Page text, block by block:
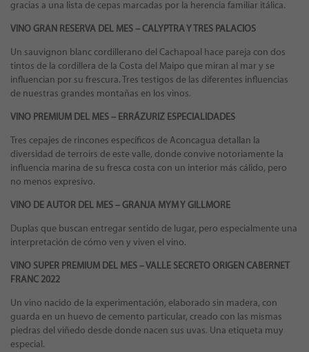
gracias a una lista de cepas marcadas por la herencia familiar itálica.
VINO GRAN RESERVA DEL MES – CALYPTRA Y TRES PALACIOS
Un sauvignon blanc cordillerano del Cachapoal hace pareja con dos
tintos de la cordillera de la Costa del Maipo que miran al mar y se
influencian por su frescura. Tres testigos de las diferentes influencias
de nuestras grandes montañas en los vinos.
VINO PREMIUM DEL MES – ERRÁZURIZ ESPECIALIDADES
Tres cepajes de rincones específicos de Aconcagua detallan la
diversidad de terroirs de este valle, donde convive notoriamente la
influencia marina de su fresca costa con un interior más cálido, pero
no menos expresivo.
VINO DE AUTOR DEL MES –GRANJA MYM Y GILLMORE
Duplas que buscan entregar sentido de lugar, pero especialmente una
interpretación de cómo ven y viven el vino.
VINO SUPER PREMIUM DEL MES – VALLE SECRETO ORIGEN CABERNET
FRANC 2022
Un vino nacido de la experimentación, elaborado sin madera, con
guarda en un huevo de cemento particular, creado con las mismas
piedras del viñedo desde donde nacen sus uvas. Una etiqueta muy
especial.